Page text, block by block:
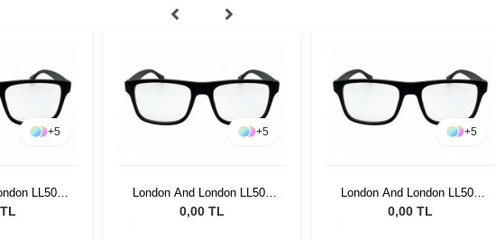
+5
LL506
+5
London And London LL506
C2
0,00 TL
+5
London And London LL506
C2
0,00 TL